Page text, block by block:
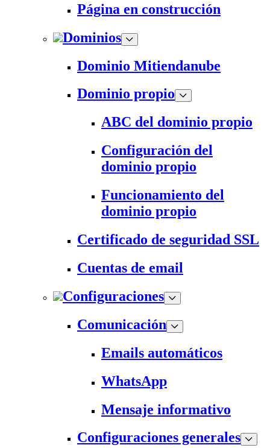
Página en construcción
Dominios
Dominio Mitiendanube
Dominio propio
ABC del dominio propio
Configuración del
dominio propio
Funcionamiento del
dominio propio
Certificado de seguridad SSL
Cuentas de email
Configuraciones
Comunicación
Emails automáticos
WhatsApp
Mensaje informativo
Configuraciones generales